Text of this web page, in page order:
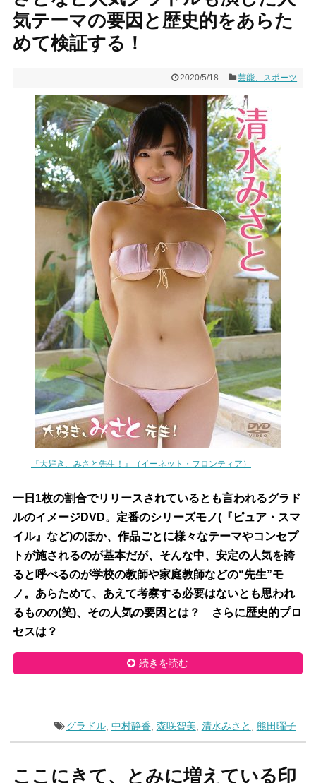
気テーマの要因と歴史的をあらた
めて検証する！
2020/5/18 芸能、スポーツ
『大好き、みさと先生！』（イーネット・フロンティア）
一日1枚の割合でリリースされているとも言われるグラド
ルのイメージDVD。定番のシリーズモノ(『ピュア・スマ
イル』など)のほか、作品ごとに様々なテーマやコンセプ
トが施されるのが基本だが、そんな中、安定の人気を誇
ると呼べるのが学校の教師や家庭教師などの“先生”モ
ノ。あらためて、あえて考察する必要はないとも思われ
るものの(笑)、その人気の要因とは？ さらに歴史的プロ
セスは？
続きを読む
グラドル, 中村静香 森咲智美 清水みさと 熊田曜子
ここにきて、とみに増えている印